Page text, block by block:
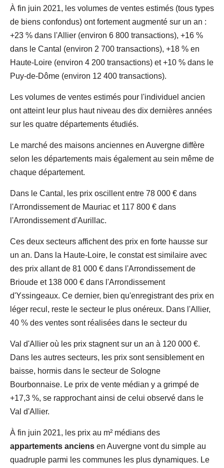
À fin juin 2021, les volumes de ventes estimés (tous types
de biens confondus) ont fortement augmenté sur un an :
+23 % dans l'Allier (environ 6 800 transactions), +16 %
dans le Cantal (environ 2 700 transactions), +18 % en
Haute-Loire (environ 4 200 transactions) et +10 % dans le
Puy-de-Dôme (environ 12 400 transactions).
Les volumes de ventes estimés pour l'individuel ancien
ont atteint leur plus haut niveau des dix dernières années
sur les quatre départements étudiés.
Le marché des maisons anciennes en Auvergne diffère
selon les départements mais également au sein même de
chaque département.
Dans le Cantal, les prix oscillent entre 78 000 € dans
l'Arrondissement de Mauriac et 117 800 € dans
l'Arrondissement d'Aurillac.
Ces deux secteurs affichent des prix en forte hausse sur
un an. Dans la Haute-Loire, le constat est similaire avec
des prix allant de 81 000 € dans l'Arrondissement de
Brioude et 138 000 € dans l'Arrondissement
d'Yssingeaux. Ce dernier, bien qu'enregistrant des prix en
léger recul, reste le secteur le plus onéreux. Dans l'Allier,
40 % des ventes sont réalisées dans le secteur du
Val d'Allier où les prix stagnent sur un an à 120 000 €.
Dans les autres secteurs, les prix sont sensiblement en
baisse, hormis dans le secteur de Sologne
Bourbonnaise. Le prix de vente médian y a grimpé de
+17,3 %, se rapprochant ainsi de celui observé dans le
Val d'Allier.
À fin juin 2021, les prix au m² médians des
appartements anciens en Auvergne vont du simple au
quadruple parmi les communes les plus dynamiques. Le